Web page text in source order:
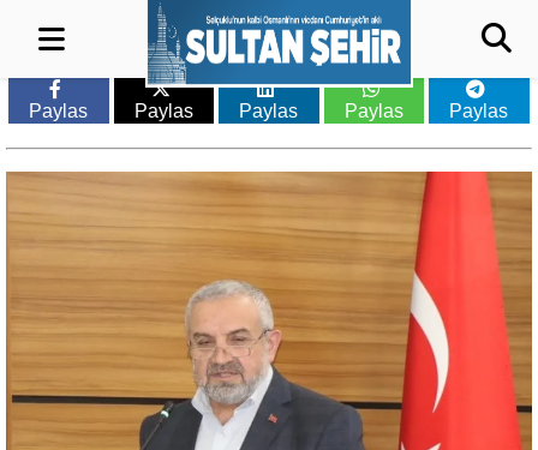
Paylas Paylas Paylas Paylas Paylas